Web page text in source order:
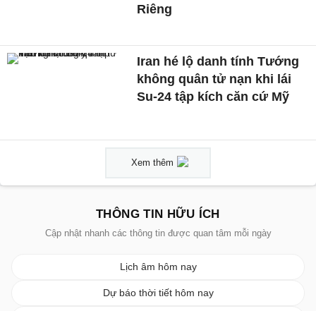
Riêng
Iran hé lộ danh tính Tướng
không quân tử nạn khi lái
Su-24 tập kích căn cứ Mỹ
Xem thêm
THÔNG TIN HỮU ÍCH
Cập nhật nhanh các thông tin được quan tâm mỗi ngày
Lịch âm hôm nay
Dự báo thời tiết hôm nay